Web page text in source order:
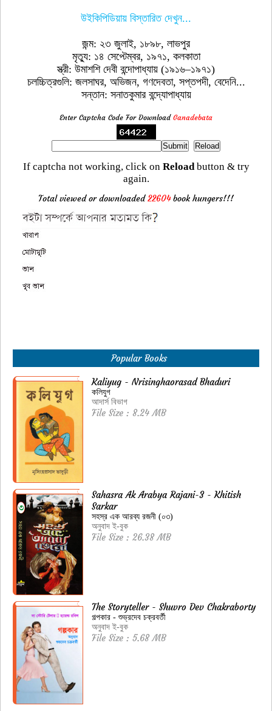
উইকিপিডিয়ায় বিস্তারিত দেখুন...
জন্ম: ২৩ জুলাই, ১৮৯৮, লাভপুর
মৃত্যু: ১৪ সেপ্টেম্বর, ১৯৭১, কলকাতা
স্ত্রী: উমাশশি দেবী বন্দোপাধ্যায় (১৯১৬–১৯৭১)
চলচ্চিত্রগুলি: জলসাঘর, অভিজন, গণদেবতা, সপ্তপদী, বেদেনি...
সন্তান: সনাতকুমার বন্দ্যোপাধ্যায়
Enter Captcha Code For Download Ganadebata
If captcha not working, click on Reloadbutton & try
again.
Total viewed or downloaded22604book hungers!!!
Popular Books
Kaliyug - Nrisinghaorasad Bhaduri
কলিযুগ
আদার্স বিভাগ
File Size : 8.24 MB
Sahasra Ak Arabya Rajani-3 - Khitish
Sarkar
সহস্র এক আরব্য রজনী (০৩)
অনুবাদ ই-বুক
File Size : 26.38 MB
The Storyteller - Shuvro Dev Chakraborty
গল্পকার - শুভ্রদেব চক্রবর্তী
অনুবাদ ই-বুক
File Size : 5.68 MB